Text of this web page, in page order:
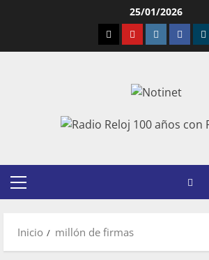
25/01/2026
Inicio millón de firmas